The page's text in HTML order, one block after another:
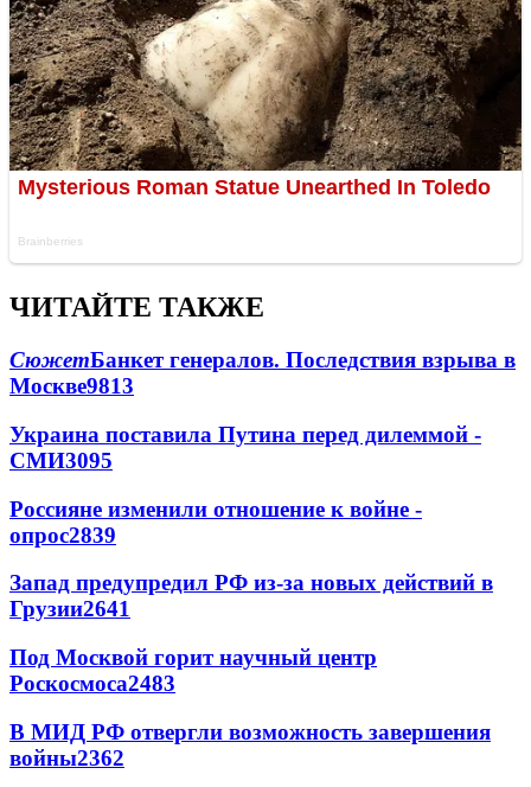
ЧИТАЙТЕ ТАКЖЕ
СюжетБанкет генералов. Последствия взрыва в
Москве9813
Украина поставила Путина перед дилеммой -
СМИ3095
Россияне изменили отношение к войне -
опрос2839
Запад предупредил РФ из-за новых действий в
Грузии2641
Под Москвой горит научный центр
Роскосмоса2483
В МИД РФ отвергли возможность завершения
войны2362